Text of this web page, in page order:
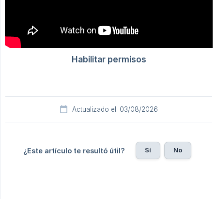
Actualizado el: 03/08/2026
¿Este artículo te resultó útil? Sí No